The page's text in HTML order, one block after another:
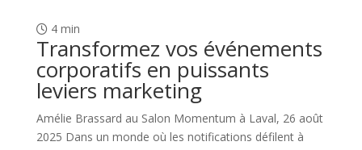
4 min
Transformez vos événements
corporatifs en puissants
leviers marketing
Amélie Brassard au Salon Momentum à Laval, 26 août
2025 Dans un monde où les notifications défilent à